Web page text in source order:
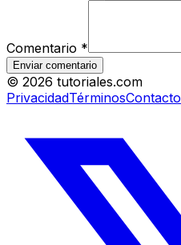
Comentario *
Enviar comentario
© 2026 tutoriales.com
PrivacidadTérminosContacto